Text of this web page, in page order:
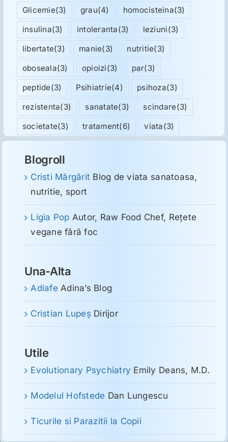
Glicemie(3) grau(4) homocisteina(3)
insulina(3) intoleranta(3) leziuni(3)
libertate(3) manie(3) nutritie(3)
oboseala(3) opioizi(3) par(3)
peptide(3) Psihiatrie(4) psihoza(3)
rezistenta(3) sanatate(3) scindare(3)
societate(3) tratament(6) viata(3)
Blogroll
Cristi Mărgărit Blog de viata sanatoasa,
nutritie, sport
Ligia Pop Autor, Raw Food Chef, Reţete
vegane fără foc
Una-Alta
Adiafe Adina’s Blog
Cristian Lupeş Dirijor
Utile
Evolutionary Psychiatry Emily Deans, M.D.
Modelul Hofstede Dan Lungescu
Ticurile si Parazitii la Copii